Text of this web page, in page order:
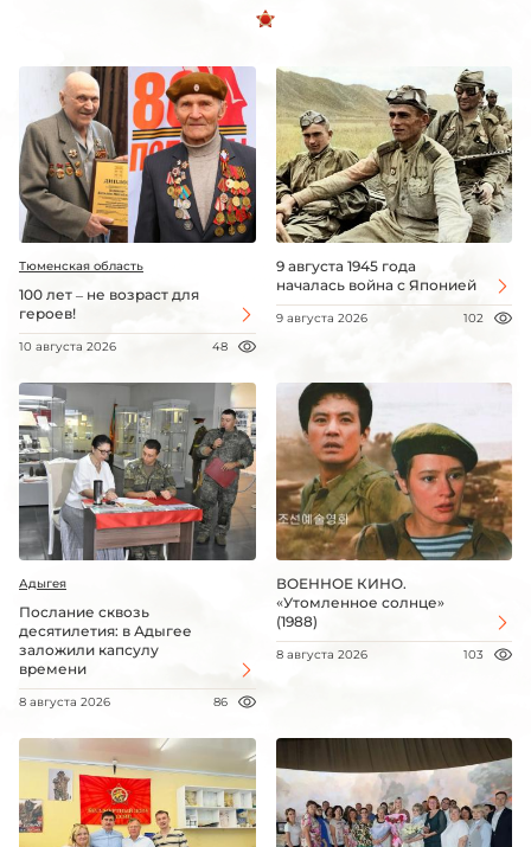
Тюменская область
100 лет – не возраст для
героев!
10 августа 2026 48
9 августа 1945 года
началась война с Японией
9 августа 2026 102
Адыгея
Послание сквозь
десятилетия: в Адыгее
заложили капсулу
времени
8 августа 2026 86
ВОЕННОЕ КИНО.
«Утомленное солнце»
(1988)
8 августа 2026 103